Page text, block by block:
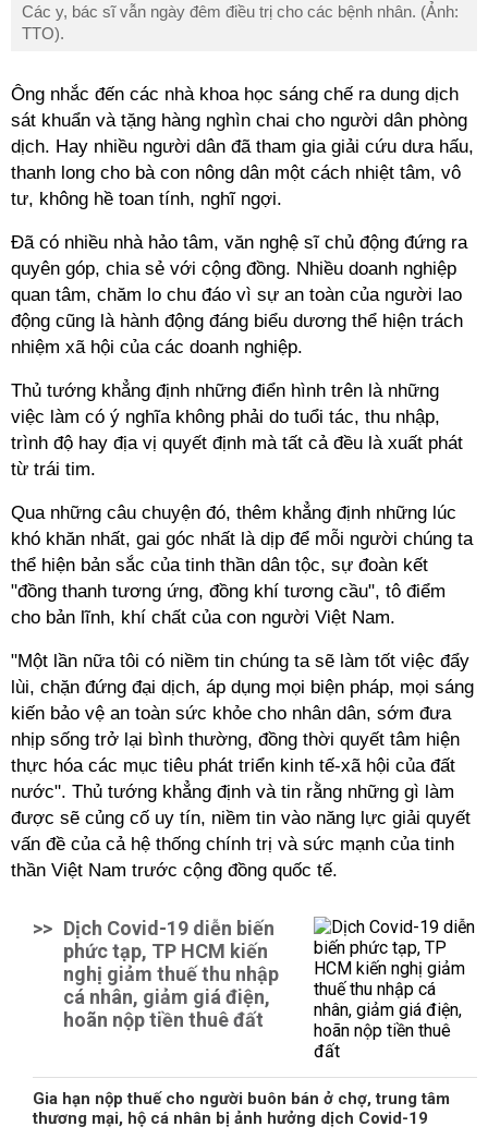
Các y, bác sĩ vẫn ngày đêm điều trị cho các bệnh nhân. (Ảnh:
TTO).
Ông nhắc đến các nhà khoa học sáng chế ra dung dịch
sát khuẩn và tặng hàng nghìn chai cho người dân phòng
dịch. Hay nhiều người dân đã tham gia giải cứu dưa hấu,
thanh long cho bà con nông dân một cách nhiệt tâm, vô
tư, không hề toan tính, nghĩ ngợi.
Đã có nhiều nhà hảo tâm, văn nghệ sĩ chủ động đứng ra
quyên góp, chia sẻ với cộng đồng. Nhiều doanh nghiệp
quan tâm, chăm lo chu đáo vì sự an toàn của người lao
động cũng là hành động đáng biểu dương thể hiện trách
nhiệm xã hội của các doanh nghiệp.
Thủ tướng khẳng định những điển hình trên là những
việc làm có ý nghĩa không phải do tuổi tác, thu nhập,
trình độ hay địa vị quyết định mà tất cả đều là xuất phát
từ trái tim.
Qua những câu chuyện đó, thêm khẳng định những lúc
khó khăn nhất, gai góc nhất là dịp để mỗi người chúng ta
thể hiện bản sắc của tinh thần dân tộc, sự đoàn kết
"đồng thanh tương ứng, đồng khí tương cầu", tô điểm
cho bản lĩnh, khí chất của con người Việt Nam.
"Một lần nữa tôi có niềm tin chúng ta sẽ làm tốt việc đẩy
lùi, chặn đứng đại dịch, áp dụng mọi biện pháp, mọi sáng
kiến bảo vệ an toàn sức khỏe cho nhân dân, sớm đưa
nhịp sống trở lại bình thường, đồng thời quyết tâm hiện
thực hóa các mục tiêu phát triển kinh tế-xã hội của đất
nước". Thủ tướng khẳng định và tin rằng những gì làm
được sẽ củng cố uy tín, niềm tin vào năng lực giải quyết
vấn đề của cả hệ thống chính trị và sức mạnh của tinh
thần Việt Nam trước cộng đồng quốc tế.
>> Dịch Covid-19 diễn biến
phức tạp, TP HCM kiến
nghị giảm thuế thu nhập
cá nhân, giảm giá điện,
hoãn nộp tiền thuê đất
Gia hạn nộp thuế cho người buôn bán ở chợ, trung tâm
thương mại, hộ cá nhân bị ảnh hưởng dịch Covid-19